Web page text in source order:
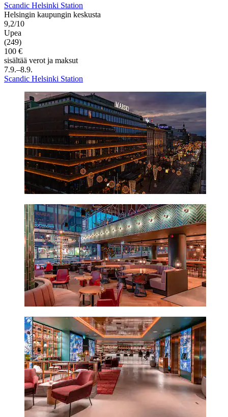
Scandic Helsinki Station
Helsingin kaupungin keskusta
9,2/10
Upea
(249)
100 €
sisältää verot ja maksut
7.9.–8.9.
Scandic Helsinki Station